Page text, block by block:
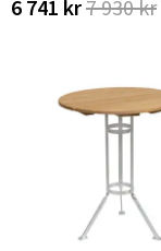
6 741 kr7 930 kr